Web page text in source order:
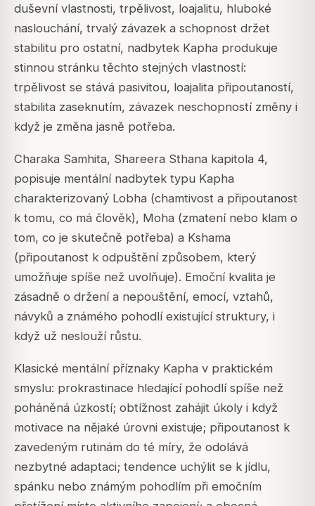
duševní vlastnosti, trpělivost, loajalitu, hluboké
naslouchání, trvalý závazek a schopnost držet
stabilitu pro ostatní, nadbytek Kapha produkuje
stinnou stránku těchto stejných vlastností:
trpělivost se stává pasivitou, loajalita připoutaností,
stabilita zaseknutím, závazek neschopností změny i
když je změna jasně potřeba.
Charaka Samhita, Shareera Sthana kapitola 4,
popisuje mentální nadbytek typu Kapha
charakterizovaný Lobha (chamtivost a připoutanost
k tomu, co má člověk), Moha (zmatení nebo klam o
tom, co je skutečně potřeba) a Kshama
(připoutanost k odpuštění způsobem, který
umožňuje spíše než uvolňuje). Emoční kvalita je
zásadně o držení a nepouštění, emocí, vztahů,
návyků a známého pohodlí existující struktury, i
když už neslouží růstu.
Klasické mentální příznaky Kapha v praktickém
smyslu: prokrastinace hledající pohodlí spíše než
poháněná úzkostí; obtížnost zahájit úkoly i když
motivace na nějaké úrovni existuje; připoutanost k
zavedeným rutinám do té míry, že odolává
nezbytné adaptaci; tendence uchýlit se k jídlu,
spánku nebo známým pohodlím při emočním